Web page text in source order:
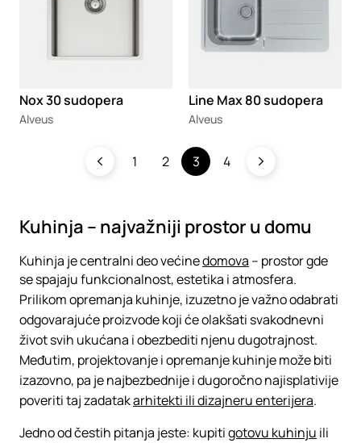
Nox 30 sudopera
Alveus
Line Max 80 sudopera
Alveus
1 2 3 4
Kuhinja – najvažniji prostor u domu
Kuhinja je centralni deo većinedomova – prostor gde
se spajaju funkcionalnost, estetika i atmosfera.
Prilikom opremanja kuhinje, izuzetno je važno odabrati
odgovarajuće proizvode koji će olakšati svakodnevni
život svih ukućana i obezbediti njenu dugotrajnost.
Međutim, projektovanje i opremanje kuhinje može biti
izazovno, pa je najbezbednije i dugoročno najisplativije
poveriti taj zadatakarhitekti ili dizajneru enterijera.
Jedno od čestih pitanja jeste: kupitigotovu kuhinju ili